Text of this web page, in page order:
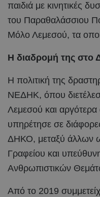
παιδιά με κινητικές
του Παραθαλάσσιου
Μόλο Λεμεσού, τα
Η διαδρομή της στο
Η πολιτική της
ΝΕΔΗΚ, όπου
Λεμεσού και αργότερα
υπηρέτησε σε
ΔΗΚΟ, μεταξύ άλλων
Γραφείου και
Ανθρωπιστικών
Από το 2019